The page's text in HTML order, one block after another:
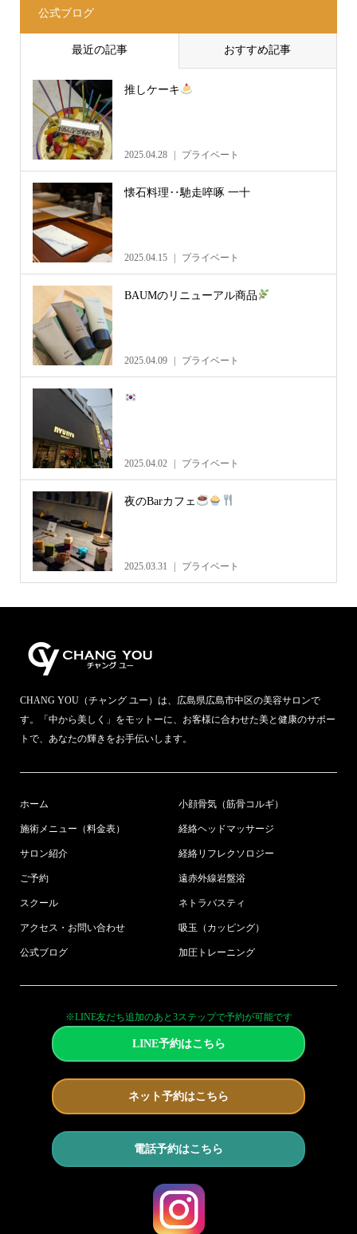
公式ブログ
最近の記事 おすすめ記事
推しケーキ
2025.04.28 プライベート
懐石料理‥馳走啐啄 一十
2025.04.15 プライベート
BAUMのリニューアル商品
2025.04.09 プライベート
2025.04.02 プライベート
夜のBarカフェ
2025.03.31 プライベート
CHANG YOU（チャング ユー）は、広島県広島市中区の美容サロンで
す。「中から美しく」をモットーに、お客様に合わせた美と健康のサポー
トで、あなたの輝きをお手伝いします。
ホーム
施術メニュー（料金表）
サロン紹介
ご予約
スクール
アクセス・お問い合わせ
公式ブログ
小顔骨気（筋骨コルギ）
経絡ヘッドマッサージ
経絡リフレクソロジー
遠赤外線岩盤浴
ネトラバスティ
吸玉（カッピング）
加圧トレーニング
※LINE友だち追加のあと3ステップで予約が可能です
LINE予約はこちら
ネット予約はこちら
電話予約はこちら